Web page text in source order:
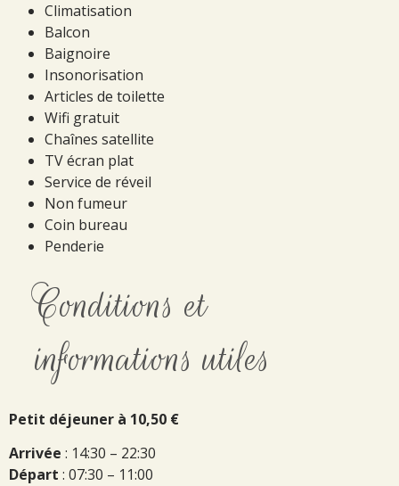
Climatisation
Balcon
Baignoire
Insonorisation
Articles de toilette
Wifi gratuit
Chaînes satellite
TV écran plat
Service de réveil
Non fumeur
Coin bureau
Penderie
Conditions et
informations utiles
Petit déjeuner à 10,50 €
Arrivée : 14:30 – 22:30
Départ : 07:30 – 11:00